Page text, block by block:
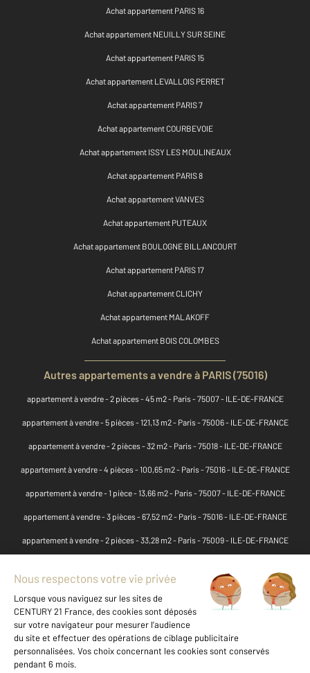
Achat appartement PARIS 16
Achat appartement NEUILLY SUR SEINE
Achat appartement PARIS 15
Achat appartement LEVALLOIS PERRET
Achat appartement PARIS 7
Achat appartement COURBEVOIE
Achat appartement ISSY LES MOULINEAUX
Achat appartement PARIS 8
Achat appartement VANVES
Achat appartement PUTEAUX
Achat appartement BOULOGNE BILLANCOURT
Achat appartement PARIS 17
Achat appartement CLICHY
Achat appartement MALAKOFF
Achat appartement BOIS COLOMBES
Autres appartements a vendre à PARIS (75016)
appartement à vendre - 2 pièces - 45 m2 - Paris - 75007 - ILE-DE-FRANCE
appartement à vendre - 5 pièces - 121,13 m2 - Paris - 75006 - ILE-DE-FRANCE
appartement à vendre - 2 pièces - 32 m2 - Paris - 75018 - ILE-DE-FRANCE
appartement à vendre - 4 pièces - 100,65 m2 - Paris - 75016 - ILE-DE-FRANCE
appartement à vendre - 1 pièce - 13,66 m2 - Paris - 75007 - ILE-DE-FRANCE
appartement à vendre - 3 pièces - 67,52 m2 - Paris - 75016 - ILE-DE-FRANCE
appartement à vendre - 2 pièces - 33,28 m2 - Paris - 75009 - ILE-DE-FRANCE
appartement à vendre - 1 pièce - 24,78 m2 - Paris - 75015 - ILE-DE-FRANCE
appartement à vendre - 3 pièces - 38,42 m2 - Paris - 75015 - ILE-DE-FRANCE
appartement à vendre - 2 pièces - 52,50 m2 - Paris - 75011 - ILE-DE-FRANCE
appartement à vendre - 1 pièce - 40,95 m2 - Paris - 75011 - ILE-DE-FRANCE